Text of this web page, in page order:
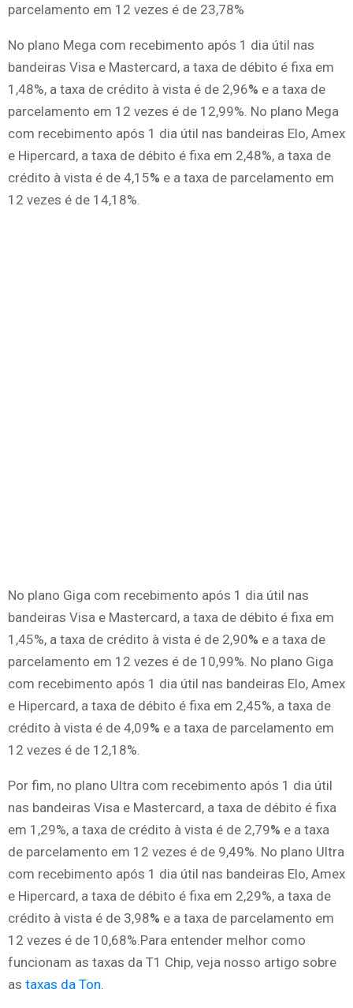
parcelamento em 12 vezes é de 23,78%
No plano Mega com recebimento após 1 dia útil nas
bandeiras Visa e Mastercard, a taxa de débito é fixa em
1,48%, a taxa de crédito à vista é de 2,96% e a taxa de
parcelamento em 12 vezes é de 12,99%. No plano Mega
com recebimento após 1 dia útil nas bandeiras Elo, Amex
e Hipercard, a taxa de débito é fixa em 2,48%, a taxa de
crédito à vista é de 4,15% e a taxa de parcelamento em
12 vezes é de 14,18%.
No plano Giga com recebimento após 1 dia útil nas
bandeiras Visa e Mastercard, a taxa de débito é fixa em
1,45%, a taxa de crédito à vista é de 2,90% e a taxa de
parcelamento em 12 vezes é de 10,99%. No plano Giga
com recebimento após 1 dia útil nas bandeiras Elo, Amex
e Hipercard, a taxa de débito é fixa em 2,45%, a taxa de
crédito à vista é de 4,09% e a taxa de parcelamento em
12 vezes é de 12,18%.
Por fim, no plano Ultra com recebimento após 1 dia útil
nas bandeiras Visa e Mastercard, a taxa de débito é fixa
em 1,29%, a taxa de crédito à vista é de 2,79% e a taxa
de parcelamento em 12 vezes é de 9,49%. No plano Ultra
com recebimento após 1 dia útil nas bandeiras Elo, Amex
e Hipercard, a taxa de débito é fixa em 2,29%, a taxa de
crédito à vista é de 3,98% e a taxa de parcelamento em
12 vezes é de 10,68%.Para entender melhor como
funcionam as taxas da T1 Chip, veja nosso artigo sobre
as taxas da Ton